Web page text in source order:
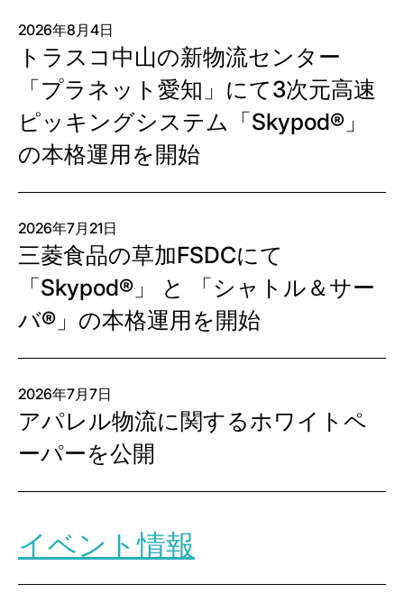
2026年8月4日
トラスコ中山の新物流センター
「プラネット愛知」にて3次元高速
ピッキングシステム「Skypod®」
の本格運用を開始
2026年7月21日
三菱食品の草加FSDCにて
「Skypod®」 と 「シャトル＆サー
バ®」の本格運用を開始
2026年7月7日
アパレル物流に関するホワイトペ
ーパーを公開
イベント情報